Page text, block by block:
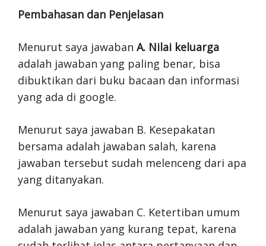
Pembahasan dan Penjelasan
Menurut saya jawaban A. Nilai keluarga
adalah jawaban yang paling benar, bisa
dibuktikan dari buku bacaan dan informasi
yang ada di google.
Menurut saya jawaban B. Kesepakatan
bersama adalah jawaban salah, karena
jawaban tersebut sudah melenceng dari apa
yang ditanyakan.
Menurut saya jawaban C. Ketertiban umum
adalah jawaban yang kurang tepat, karena